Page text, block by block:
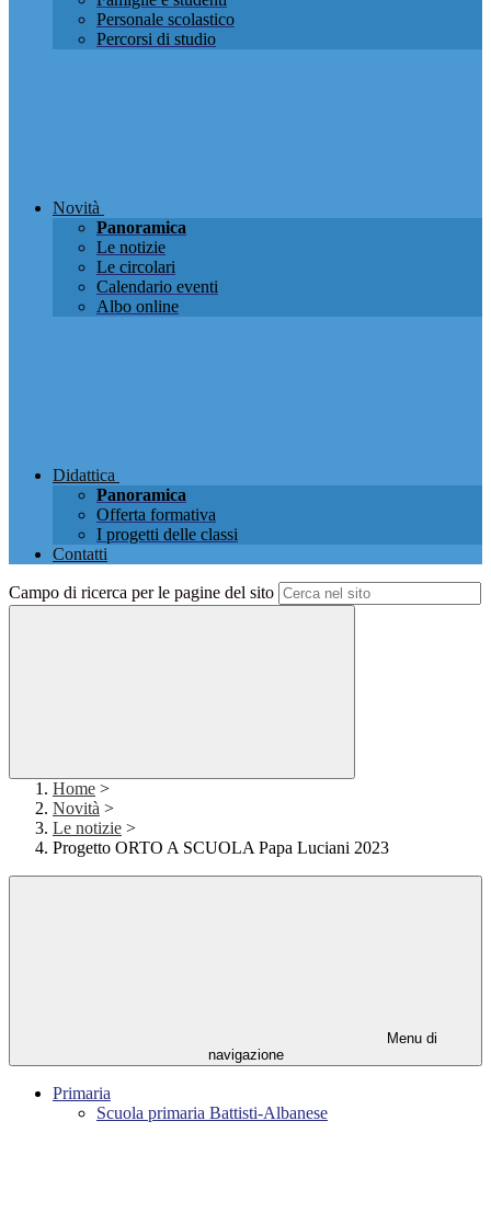
Personale scolastico
Percorsi di studio
Novità
Panoramica
Le notizie
Le circolari
Calendario eventi
Albo online
Didattica
Panoramica
Offerta formativa
I progetti delle classi
Contatti
Campo di ricerca per le pagine del sito
Home >
Novità >
Le notizie >
Progetto ORTO A SCUOLA Papa Luciani 2023
Menu di
navigazione
Primaria
Scuola primaria Battisti-Albanese